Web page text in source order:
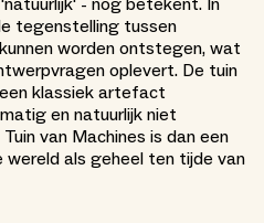
- nog betekent. In
tegenstelling tussen
worden ontstegen, wat
oplevert. De tuin
klassiek artefact
en natuurlijk niet
van Machines is dan een
als geheel ten tijde van